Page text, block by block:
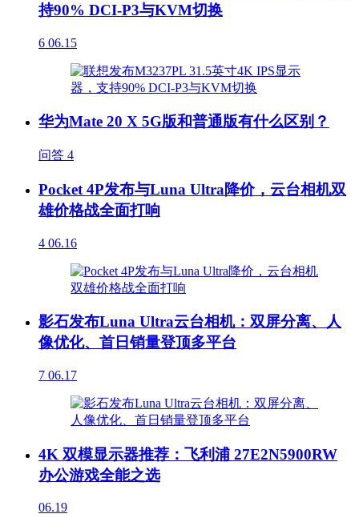
持90% DCI-P3与KVM切换
6 06.15
华为Mate 20 X 5G版和普通版有什么区别？
问答 4
Pocket 4P发布与Luna Ultra降价，云台相机双
雄价格战全面打响
4 06.16
影石发布Luna Ultra云台相机：双屏分离、人
像优化、首日销量登顶多平台
7 06.17
4K 双模显示器推荐：飞利浦 27E2N5900RW
办公游戏全能之选
06.19